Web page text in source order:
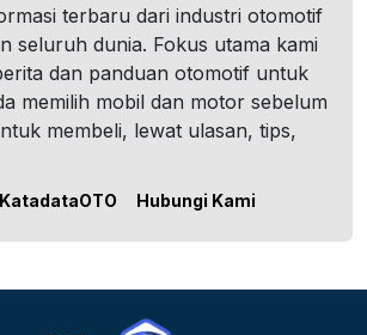
terbaru dari industri otomotif
seluruh dunia. Fokus utama kami
dan panduan otomotif untuk
memilih mobil dan motor sebelum
membeli, lewat ulasan, tips,
Hubungi Kami